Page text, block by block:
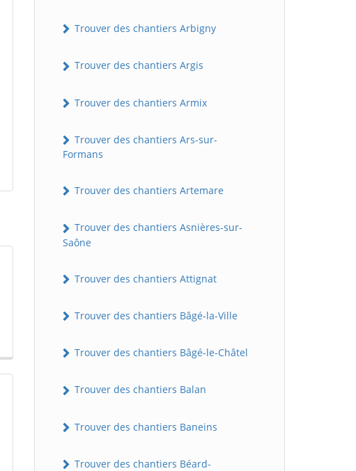
Trouver des chantiers Arbigny
Trouver des chantiers Argis
Trouver des chantiers Armix
Trouver des chantiers Ars-sur-
Formans
Trouver des chantiers Artemare
Trouver des chantiers Asnières-sur-
Saône
Trouver des chantiers Attignat
Trouver des chantiers Bâgé-la-Ville
Trouver des chantiers Bâgé-le-Châtel
Trouver des chantiers Balan
Trouver des chantiers Baneins
Trouver des chantiers Béard-